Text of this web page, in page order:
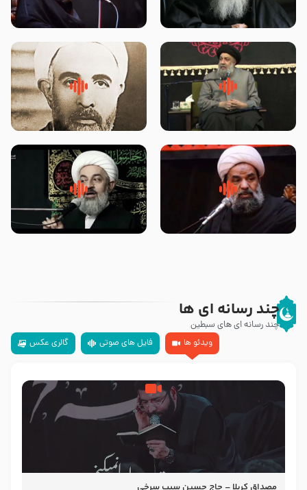
زوّار اربعین امام حسین (علیه
السلام) با این اشتیاق به زیارت
روضه جانسوز پاره های جگر امام
حسن مجتبی علیه السلام-حجت
لقب حضرت رقیه سلام الله علیها به
چه معناست – حجت الاسلام علوی
روضه‌ی مجلس یزید ملعون و
اسارت اهل‌بیت علیهم‌السلام –
محدث زاده
سلام جوانی که امام حسین علیه
السلام خودش جوابش را دادند
زیارتی که اسباب رزق زیاد و عمر
طولانی است حجت السلام حسین
چند رسانه ای ها
چند رسانه ای های سبطین
ویدئو ها
فایل های صوتی گالری عکس
مصداق کربلا – حاج حسین سیب سرخی